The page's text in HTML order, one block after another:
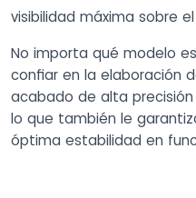
visibilidad máxima sobre
No importa qué modelo
confiar en la elaboración
acabado de alta
lo que también le
óptima estabilidad en